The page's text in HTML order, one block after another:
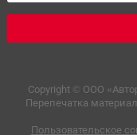
Copyright © OOO
Перепечатка
Пользовательское